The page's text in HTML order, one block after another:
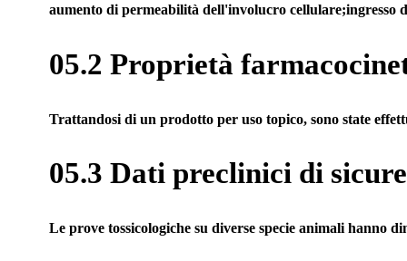
aumento di permeabilità dell'involucro cellulare;ingresso
05.2 Proprietà
Trattandosi di un prodotto per uso topico, sono state
05.3 Dati preclinici di
Le prove tossicologiche su diverse specie animali hanno